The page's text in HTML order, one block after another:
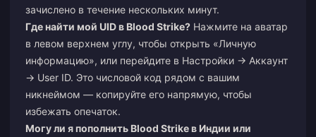
зачислено в течение нескольких минут.
Где найти мой UID в Blood Strike? Нажмите на аватар
в левом верхнем углу, чтобы открыть «Личную
информацию», или перейдите в Настройки → Аккаунт
→ User ID. Это числовой код рядом с вашим
никнеймом — копируйте его напрямую, чтобы
избежать опечаток.
Могу ли я пополнить Blood Strike в Индии или